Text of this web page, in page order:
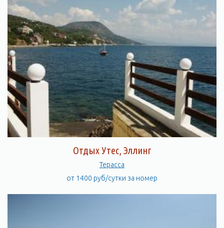
Отдых Утес, Эллинг
Терасса
от 1400 руб/сутки за номер